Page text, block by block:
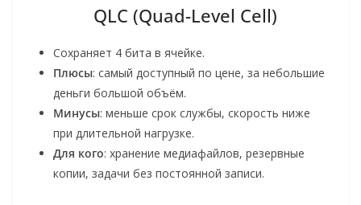
QLC (Quad-Level Cell)
Сохраняет 4 бита в ячейке.
Плюсы: самый доступный по цене, за небольшие
деньги большой объём.
Минусы: меньше срок службы, скорость ниже
при длительной нагрузке.
Для кого: хранение медиафайлов, резервные
копии, задачи без постоянной записи.